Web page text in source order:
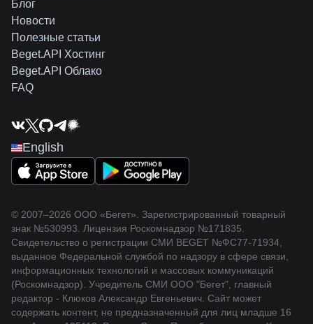
Блог
Новости
Полезные статьи
Beget.API Хостинг
Beget.API Облако
FAQ
English
© 2007–2026 ООО «Бегет». Зарегистрированный товарный
знак №530993 Лицензия Роскомнадзор №171835
Свидетельство о регистрации СМИ BEGET №ФС77-71934
выданное Федеральной службой по надзору в сфере связи,
информационных технологий и массовых коммуникаций
(Роскомнадзор). Учредитель СМИ ООО "Бегет", главный
редактор - Клюков Александр Евгеньевич. Сайт может
содержать контент, не предназначенный для лиц младше 16